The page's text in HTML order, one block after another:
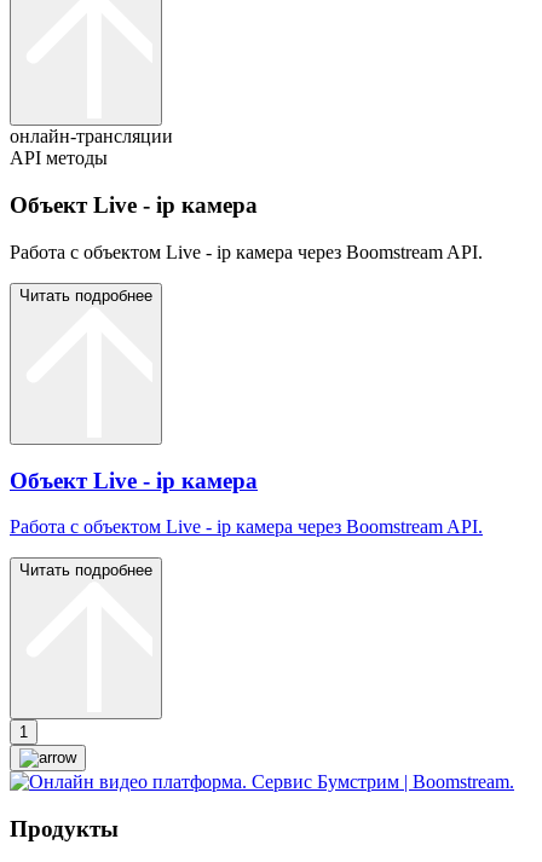
онлайн-трансляции
API методы
Объект Live - ip камера
Работа с объектом Live - ip камера через Boomstream API.
Читать подробнее
Объект Live - ip камера
Работа с объектом Live - ip камера через Boomstream API.
Читать подробнее
1
Продукты